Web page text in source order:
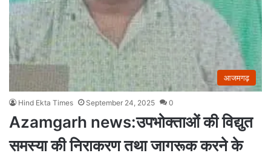
आजमगढ़
Hind Ekta Times September 24, 2025 0
Azamgarh news:उपभोक्ताओं की विद्युत
समस्या की निराकरण तथा जागरूक करने के